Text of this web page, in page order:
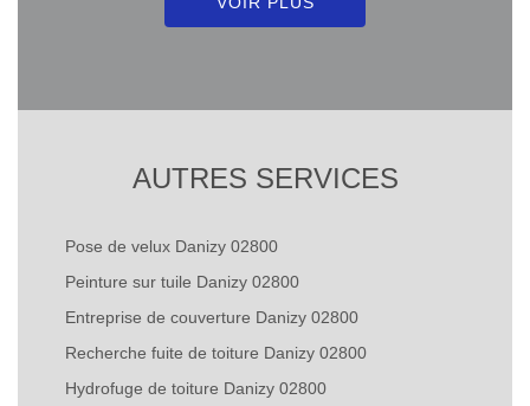
AUTRES SERVICES
Pose de velux Danizy 02800
Peinture sur tuile Danizy 02800
Entreprise de couverture Danizy 02800
Recherche fuite de toiture Danizy 02800
Hydrofuge de toiture Danizy 02800